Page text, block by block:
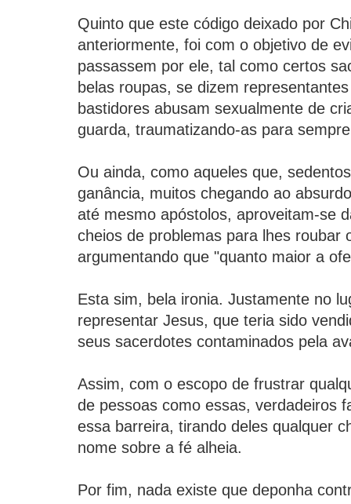
Quinto que este código deixado por
anteriormente, foi com o objetivo de
passassem por ele, tal como certos
belas roupas, se dizem
bastidores abusam sexualmente de
guarda, traumatizando-as para
Ou ainda, como aqueles que,
ganância, muitos chegando ao
até mesmo apóstolos, aproveitam-se
cheios de problemas para lhes roubar
argumentando que "quanto maior a
Esta sim, bela ironia. Justamente no
representar Jesus, que teria sido
seus sacerdotes contaminados pela
Assim, com o escopo de frustrar
de pessoas como essas, verdadeiros
essa barreira, tirando deles qualquer
nome sobre a fé alheia.
Por fim, nada existe que deponha